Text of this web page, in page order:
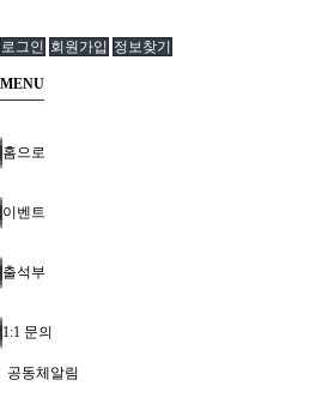
로그인 회원가입 정보찾기
MENU
홈으로
이벤트
출석부
1:1 문의
공동체알림